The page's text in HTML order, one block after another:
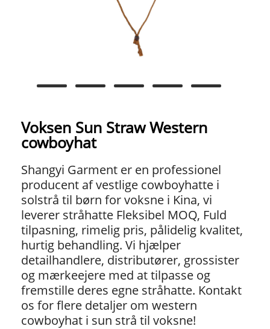
Voksen Sun Straw Western
cowboyhat
Shangyi Garment er en professionel
producent af vestlige cowboyhatte i
solstrå til børn for voksne i Kina, vi
leverer stråhatte Fleksibel MOQ, Fuld
tilpasning, rimelig pris, pålidelig kvalitet,
hurtig behandling. Vi hjælper
detailhandlere, distributører, grossister
og mærkeejere med at tilpasse og
fremstille deres egne stråhatte. Kontakt
os for flere detaljer om western
cowboyhat i sun strå til voksne!